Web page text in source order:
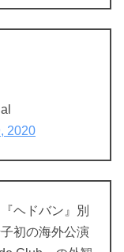
2020
ヘドバン』別
初の海外公演